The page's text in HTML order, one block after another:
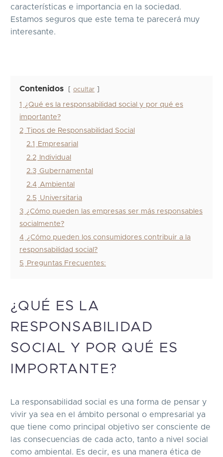
características e importancia en la sociedad.
Estamos seguros que este tema te parecerá muy
interesante.
Contenidos ocultar
1 ¿Qué es la responsabilidad social y por qué es
importante?
2
Tipos de Responsabilidad Social
2.1
Empresarial
2.2
Individual
2.3 Gubernamental
2.4 Ambiental
2.5 Universitaria
3 ¿Cómo pueden las empresas ser más responsables
socialmente?
4 ¿Cómo pueden los consumidores contribuir a la
responsabilidad social?
5
Preguntas Frecuentes:
¿QUÉ ES LA
RESPONSABILIDAD
SOCIAL Y POR QUÉ ES
IMPORTANTE?
La responsabilidad social es una forma de pensar y
vivir ya sea en el ámbito personal o empresarial ya
que tiene como principal objetivo ser consciente de
las consecuencias de cada acto, tanto a nivel social
como ambiental. Es decir, es una manera ética de